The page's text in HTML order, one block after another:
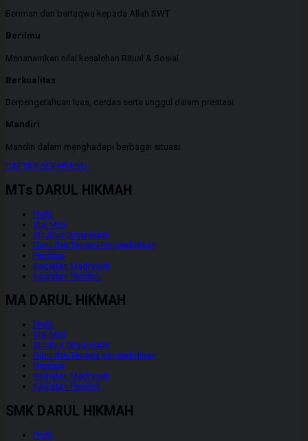
Beriman dan bertaqwa kepada Allah SWT.
Berilmu
Menanamkan nilai kesalehan Ritual & Sosial
Berkualitas
Berpengetahuan luas, cerdas serta unggul dalam prestasi.
Mandiri
Mandiri dalam menghadapi berbagai situasi.
DAFTAR SEKARANG
MTs DARUL HIKMAH
Profil
Visi Misi
Struktur Organisasi
Guru dan Tenaga kependidikan
Prestasi
Kegiatan Madrasah
Kegiatan Pondok
MA DARUL HIKMAH
Profil
Visi Misi
Struktur Organisasi
Guru dan Tenaga kependidikan
Prestasi
Kegiatan Madrasah
Kegiatan Pondok
SMK DARUL HIKMAH
Profil